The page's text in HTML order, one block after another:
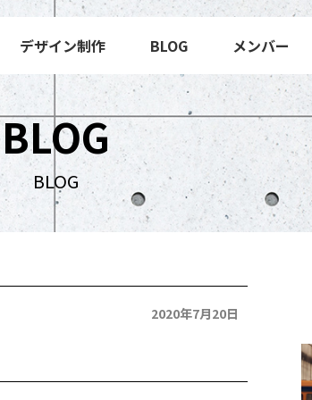
デザイン制作 BLOG メンバー
BLOG
BLOG
2020年7月20日